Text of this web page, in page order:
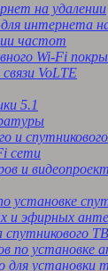
на удалении
интернета
частот
Wi-Fi
VoLTE
5.1
и
сети
и
установке
и эфирных
ТВ
по установке
установки